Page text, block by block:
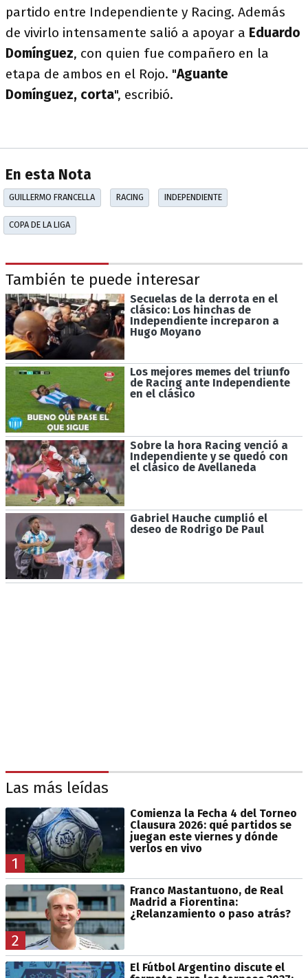
partido entre Independiente y Racing. Además
de vivirlo intensamente salió a apoyar a Eduardo
Domínguez, con quien fue compañero en la
etapa de ambos en el Rojo. "Aguante
Domínguez, corta", escribió.
En esta Nota
GUILLERMO FRANCELLA RACING INDEPENDIENTE
COPA DE LA LIGA
También te puede interesar
Secuelas de la derrota en el
clásico: Los hinchas de
Independiente increparon a
Hugo Moyano
Los mejores memes del triunfo
de Racing ante Independiente
en el clásico
Sobre la hora Racing venció a
Independiente y se quedó con
el clásico de Avellaneda
Gabriel Hauche cumplió el
deseo de Rodrigo De Paul
Las más leídas
1
Comienza la Fecha 4 del Torneo
Clausura 2026: qué partidos se
juegan este viernes y dónde
verlos en vivo
2
Franco Mastantuono, de Real
Madrid a Fiorentina:
¿Relanzamiento o paso atrás?
El Fútbol Argentino discute el